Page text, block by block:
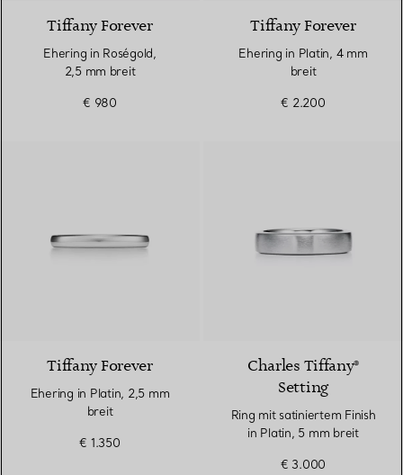
Tiffany Forever
Ehering in Roségold,
2,5 mm breit
€ 980
Tiffany Forever
Ehering in Platin, 4 mm
breit
€ 2.200
Tiffany Forever
Ehering in Platin, 2,5 mm
breit
€ 1.350
Charles Tiffany®
Setting
Ring mit satiniertem Finish
in Platin, 5 mm breit
€ 3.000